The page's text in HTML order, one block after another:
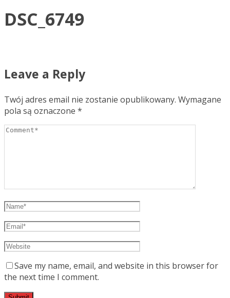
DSC_6749
Leave a Reply
Twój adres email nie zostanie opublikowany. Wymagane
pola są oznaczone *
Save my name, email, and website in this browser for
the next time I comment.